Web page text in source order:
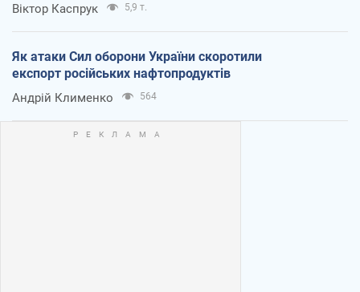
Віктор Каспрук 5,9 т.
Як атаки Сил оборони України скоротили
експорт російських нафтопродуктів
Андрій Клименко 564